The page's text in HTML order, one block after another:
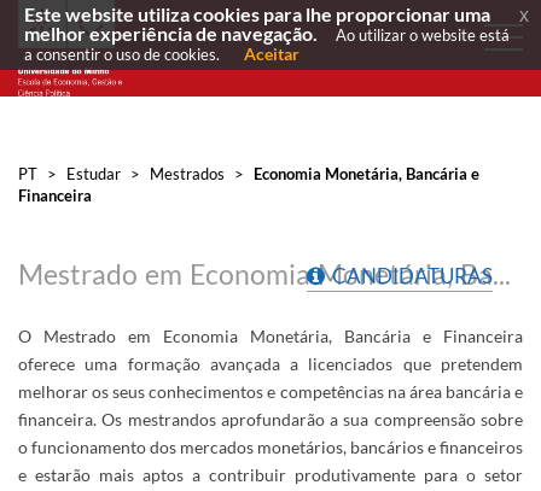
PT > Estudar > Mestrados >
Economia Monetária, Bancária e
Financeira
Mestrado em Economia Monetária, Bancária e Financeira
CANDIDATURAS
O Mestrado em Economia Monetária, Bancária e Financeira
oferece uma formação avançada a licenciados que pretendem
melhorar os seus conhecimentos e competências na área bancária e
financeira. Os mestrandos aprofundarão a sua compreensão sobre
o funcionamento dos mercados monetários, bancários e financeiros
e estarão mais aptos a contribuir produtivamente para o setor
Este website utiliza cookies para lhe proporcionar uma
melhor experiência de navegação.
Ao utilizar o website está
a consentir o uso de cookies.
Aceitar
x